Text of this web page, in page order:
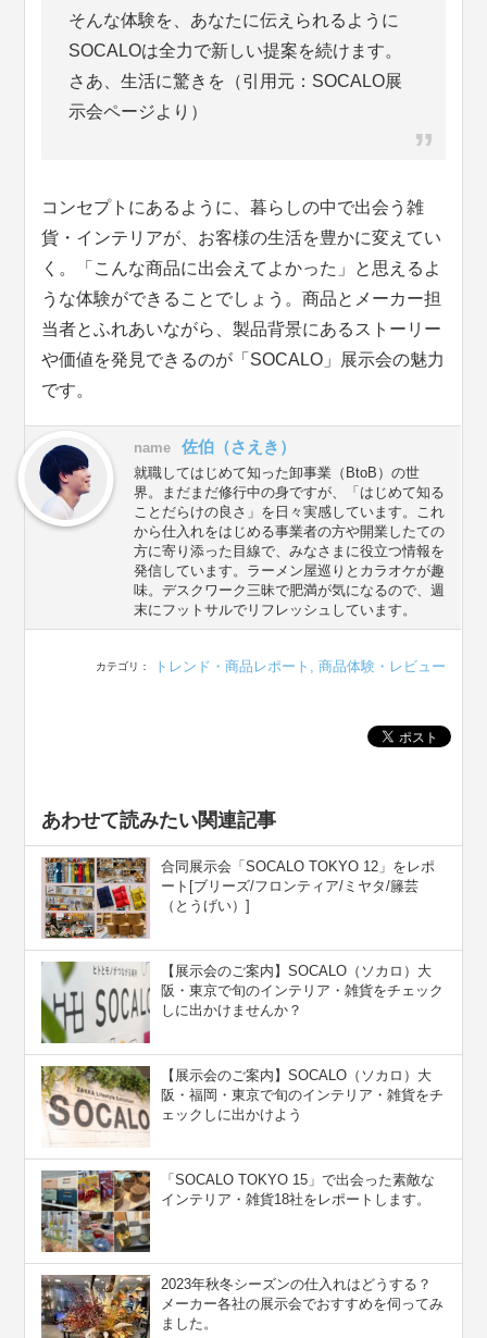
そんな体験を、あなたに伝えられるように
SOCALOは全力で新しい提案を続けます。
さあ、生活に驚きを（引用元：SOCALO展
示会ページより）
コンセプトにあるように、暮らしの中で出会う雑
貨・インテリアが、お客様の生活を豊かに変えてい
く。「こんな商品に出会えてよかった」と思えるよ
うな体験ができることでしょう。商品とメーカー担
当者とふれあいながら、製品背景にあるストーリー
や価値を発見できるのが「SOCALO」展示会の魅力
です。
name 佐伯（さえき）
就職してはじめて知った卸事業（BtoB）の世
界。まだまだ修行中の身ですが、「はじめて知る
ことだらけの良さ」を日々実感しています。これ
から仕入れをはじめる事業者の方や開業したての
方に寄り添った目線で、みなさまに役立つ情報を
発信しています。ラーメン屋巡りとカラオケが趣
味。デスクワーク三昧で肥満が気になるので、週
末にフットサルでリフレッシュしています。
カテゴリ： トレンド・商品レポート 商品体験・レビュー
あわせて読みたい関連記事
合同展示会「SOCALO TOKYO 12」をレポ
ート[ブリーズ/フロンティア/ミヤタ/籐芸
（とうげい）]
【展示会のご案内】SOCALO（ソカロ）大
阪・東京で旬のインテリア・雑貨をチェック
しに出かけませんか？
【展示会のご案内】SOCALO（ソカロ）大
阪・福岡・東京で旬のインテリア・雑貨をチ
ェックしに出かけよう
「SOCALO TOKYO 15」で出会った素敵な
インテリア・雑貨18社をレポートします。
2023年秋冬シーズンの仕入れはどうする？
メーカー各社の展示会でおすすめを伺ってみ
ました。